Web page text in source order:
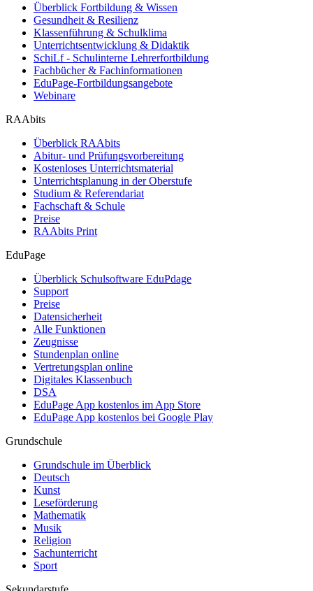
Überblick Fortbildung & Wissen
Gesundheit & Resilienz
Klassenführung & Schulklima
Unterrichtsentwicklung & Didaktik
SchiLf - Schulinterne Lehrerfortbildung
Fachbücher & Fachinformationen
EduPage-Fortbildungsangebote
Webinare
RAAbits
Überblick RAAbits
Abitur- und Prüfungsvorbereitung
Kostenloses Unterrichtsmaterial
Unterrichtsplanung in der Oberstufe
Studium & Referendariat
Fachschaft & Schule
Preise
RAAbits Print
EduPage
Überblick Schulsoftware EduPdage
Support
Preise
Datensicherheit
Alle Funktionen
Zeugnisse
Stundenplan online
Vertretungsplan online
Digitales Klassenbuch
DSA
EduPage App kostenlos im App Store
EduPage App kostenlos bei Google Play
Grundschule
Grundschule im Überblick
Deutsch
Kunst
Leseförderung
Mathematik
Musik
Religion
Sachunterricht
Sport